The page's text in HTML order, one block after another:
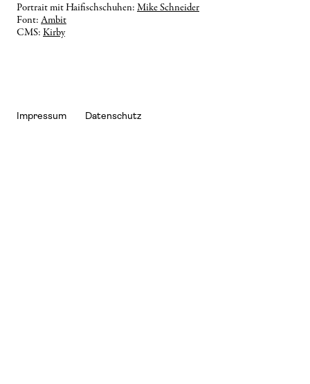
Portrait mit Haifischschuhen: Mike Schneider
Font: Ambit
CMS: Kirby
Impressum Datenschutz